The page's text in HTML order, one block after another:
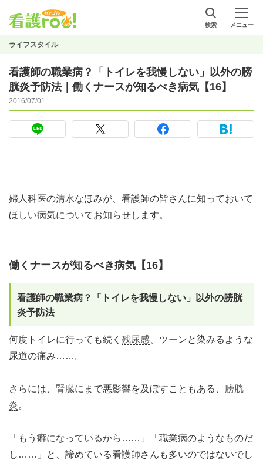
検索 メニュー
ライフスタイル
看護師の職業病？「トイレを我慢しない」以外の膀
胱炎予防法｜働くナースが知るべき病気【16】
2016/07/01
婦人科医の清水なほみが、看護師の皆さんに知っておいて
ほしい病気についてお知らせします。
働くナースが知るべき病気【16】
看護師の職業病？「トイレを我慢しない」以外の膀胱
炎予防法
何度トイレに行っても続く 残尿感 、ツーンと染みるような
尿道の痛み……。
さらには、 腎臓にまで悪影響を及ぼすこともある、
膀胱
炎。
「もう癖になっているから……」「職業病のようなものだ
し……」と、諦めている看護師さんも多いのではないでし